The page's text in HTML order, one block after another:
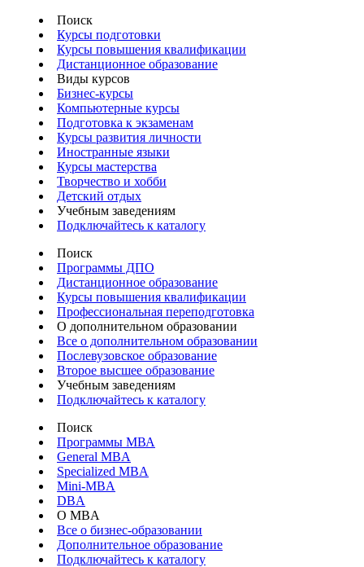
Поиск
Курсы подготовки
Курсы повышения квалификации
Дистанционное образование
Виды курсов
Бизнес-курсы
Компьютерные курсы
Подготовка к экзаменам
Курсы развития личности
Иностранные языки
Курсы мастерства
Творчество и хобби
Детский отдых
Учебным заведениям
Подключайтесь к каталогу
Поиск
Программы ДПО
Дистанционное образование
Курсы повышения квалификации
Профессиональная переподготовка
О дополнительном образовании
Все о дополнительном образовании
Послевузовское образование
Второе высшее образование
Учебным заведениям
Подключайтесь к каталогу
Поиск
Программы МВА
General MBA
Specialized MBA
Mini-MBA
DBA
О MBA
Все о бизнес-образовании
Дополнительное образование
Подключайтесь к каталогу